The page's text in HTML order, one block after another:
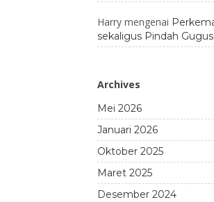
Harrymengenai
sekaligus Pindah
Archives
Mei 2026
Januari 2026
Oktober 2025
Maret 2025
Desember 2024